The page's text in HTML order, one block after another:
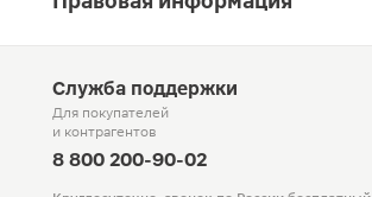
Служба поддержки
Для покупателей
и контрагентов
8 800 200-90-02